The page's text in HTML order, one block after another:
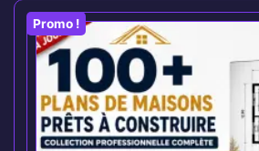
Promo !